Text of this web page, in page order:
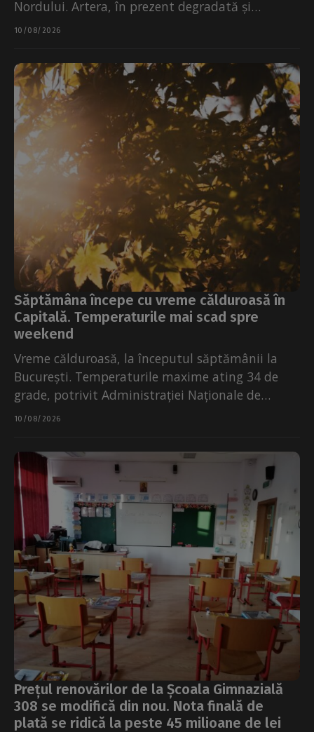
Nordului. Artera, în prezent degradată și
sufocată de mașini parcate...
10/08/2026
Săptămâna începe cu vreme călduroasă în
Capitală. Temperaturile mai scad spre
weekend
Vreme călduroasă, la începutul săptămânii la
București. Temperaturile maxime ating 34 de
grade, potrivit Administrației Naționale de
Meteorologie. Luni, 10 august, vreme
10/08/2026
Prețul renovărilor de la Școala Gimnazială
308 se modifică din nou. Nota finală de
plată se ridică la peste 45 milioane de lei